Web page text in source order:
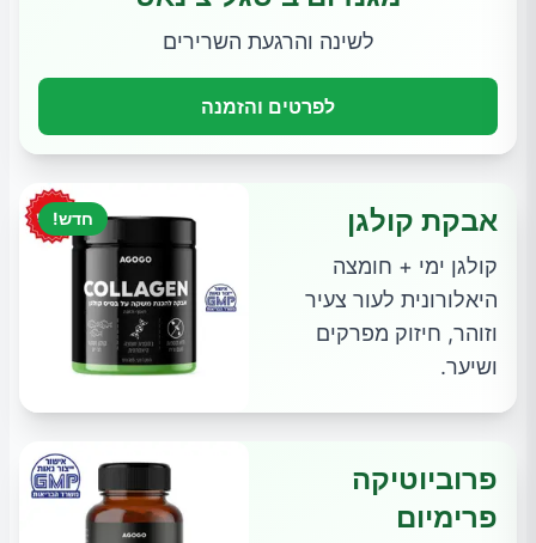
לשינה והרגעת השרירים
לפרטים והזמנה
חדש! אבקת קולגן
קולגן ימי + חומצה
היאלורונית לעור צעיר
וזוהר, חיזוק מפרקים
ושיער.
פרוביוטיקה
פרימיום